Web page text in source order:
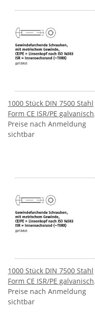
1000 Stück DIN 7500 Stahl
Form CE ISR/PE galvanisch
verzinkt Gewindefurchende
Schrauben ISR metr.
Preise nach Anmeldung
sichtbar
1000 Stück DIN 7500 Stahl
Form CE ISR/PE galvanisch
verzinkt Gewindefurchende
Schrauben ISR metr.
Preise nach Anmeldung
sichtbar